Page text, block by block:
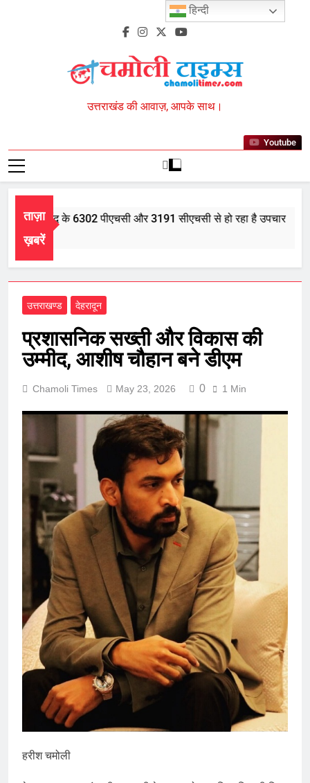
Chamoli Times
उत्तराखंड की आवाज़, आपके साथ।
Youtube
ताज़ा
ख़बरें
में आयुर्वेद के 6302 पीएचसी और 3191 सीएचसी से हो रहा है उपचार
5, 2026
उत्तराखण्ड देहरादून
प्रशासनिक सख्ती और विकास की
उम्मीद, आशीष चौहान बने डीएम
Chamoli Times May 23, 2026 0 1 Min
हरीश चमोली
हिन्दी